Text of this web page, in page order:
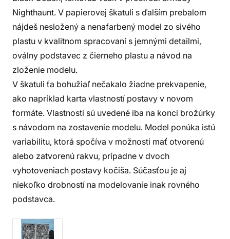
Nighthaunt. V papierovej škatuli s ďalším prebalom
nájdeš nesložený a nenafarbený model zo sivého
plastu v kvalitnom spracovaní s jemnými detailmi,
oválny podstavec z čierneho plastu a návod na
zloženie modelu.
V škatuli ťa bohužiaľ nečakalo žiadne prekvapenie,
ako napríklad karta vlastností postavy v novom
formáte. Vlastnosti sú uvedené iba na konci brožúrky
s návodom na zostavenie modelu. Model ponúka istú
variabilitu, ktorá spočíva v možnosti mať otvorenú
alebo zatvorenú rakvu, prípadne v dvoch
vyhotoveniach postavy kočiša. Súčasťou je aj
niekoľko drobností na modelovanie inak rovného
podstavca.